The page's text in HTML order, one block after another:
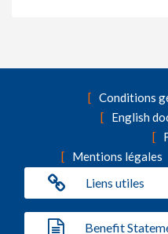
Conditions
English
Mentions légales
Liens utiles
Benefit